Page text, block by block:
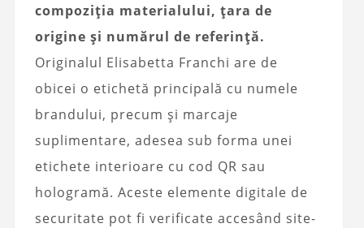
compoziția materialului, țara de
origine și numărul de referință.
Originalul Elisabetta Franchi are de
obicei o etichetă principală cu numele
brandului, precum și marcaje
suplimentare, adesea sub forma unei
etichete interioare cu cod QR sau
hologramă. Aceste elemente digitale de
securitate pot fi verificate accesând site-